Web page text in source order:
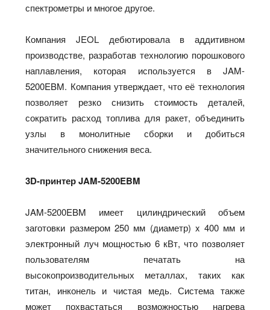
спектрометры и многое другое.
Компания JEOL дебютировала в аддитивном
производстве, разработав технологию порошкового
наплавления, которая используется в JAM-
5200EBM. Компания утверждает, что её технология
позволяет резко снизить стоимость деталей,
сократить расход топлива для ракет, объединить
узлы в монолитные сборки и добиться
значительного снижения веса.
3D-принтер JAM-5200EBM
JAM-5200EBM имеет цилиндрический объем
заготовки размером 250 мм (диаметр) x 400 мм и
электронный луч мощностью 6 кВт, что позволяет
пользователям печатать на
высокопроизводительных металлах, таких как
титан, инконель и чистая медь. Система также
может похвастаться возможностью нагрева